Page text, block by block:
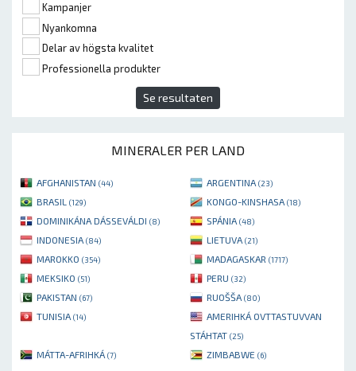
Kampanjer
Nyankomna
Delar av högsta kvalitet
Professionella produkter
Se resultaten
MINERALER PER LAND
AFGHANISTAN (44) ARGENTINA (23)
BRASIL (129) KONGO-KINSHASA (18)
DOMINIKÁNA DÁSSEVÁLDI (8) SPÁNIA (48)
INDONESIA (84) LIETUVA (21)
MAROKKO (354) MADAGASKAR (1717)
MEKSIKO (51) PERU (32)
PAKISTAN (67) RUOŠŠA (80)
TUNISIA (14)
AMERIHKÁ OVTTASTUVVAN
STÁHTAT (25)
MÁTTA-AFRIHKÁ (7) ZIMBABWE (6)